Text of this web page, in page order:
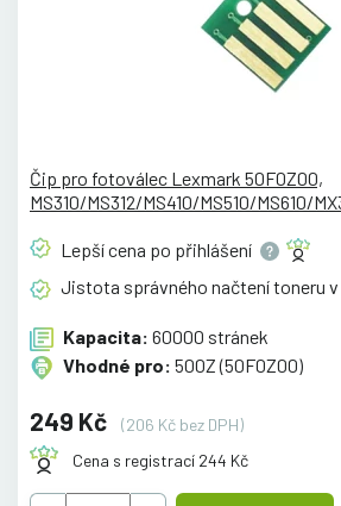
Čip pro fotoválec Lexmark 50F0Z00,
MS310/MS312/MS410/MS510/MS610/
Lepší cena po přihlášení
Jistota správného načtení toneru v
Kapacita: 60000 stránek
Vhodné pro: 500Z (50F0Z00)
249 Kč
(206 Kč bez DPH)
Cena s registrací 244 Kč